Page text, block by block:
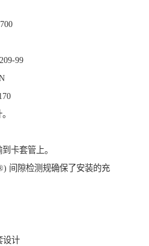
99
卡套管上。
间隙检测规确保了安装的充
设计